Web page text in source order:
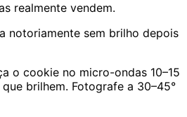
realmente vendem.
notoriamente sem brilho depois
o cookie no micro-ondas 10–15
brilhem. Fotografe a 30–45°